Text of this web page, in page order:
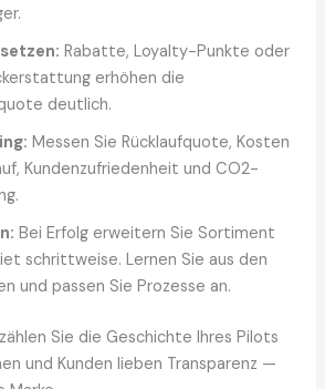
Rabatte, Loyalty-Punkte oder
erhöhen die
deutlich.
Messen Sie Rücklaufquote, Kosten
Kundenzufriedenheit und CO2-
Bei Erfolg erweitern Sie Sortiment
schrittweise. Lernen Sie aus den
und passen Sie Prozesse an.
Sie die Geschichte Ihres Pilots
und Kunden lieben Transparenz —